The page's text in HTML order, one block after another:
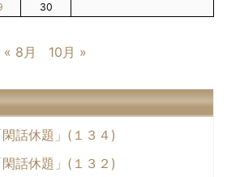
30
« 8月 10月 »
話休題」(１３４)
話休題」(１３２)